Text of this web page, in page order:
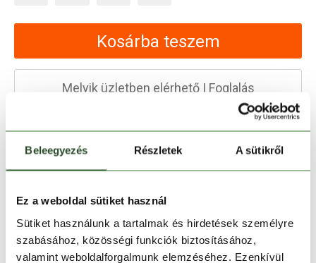
Beleegyezés Részletek A sütikről
Ez a weboldal sütiket használ
Sütiket használunk a tartalmak és hirdetések személyre
szabásához, közösségi funkciók biztosításához,
valamint weboldalforgalmunk elemzéséhez. Ezenkívül
TERMÉKLEÍRÁS
Kosárba teszem
Melyik üzletben elérhető| Foglalás
1-2 munkanapos szállítás
Ingyenes kiszállítás 15 000 Ft felett